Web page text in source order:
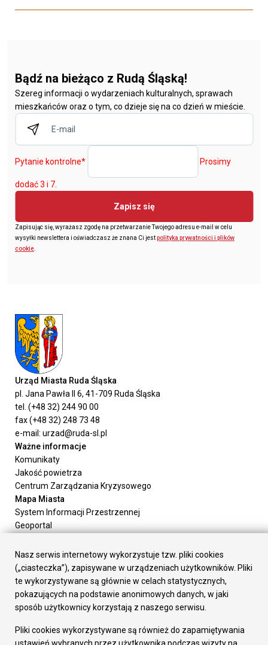
Bądź na bieżąco z Rudą Śląską!
Szereg informacji o wydarzeniach kulturalnych, sprawach
mieszkańców oraz o tym, co dzieje się na co dzień w mieście.
Pytanie kontrolne* Prosimy
dodać 3 i 7.
Zapisz się
Zapisując się, wyrażasz zgodę na przetwarzanie Twojego adresu e-mail w celu
wysyłki newslettera i oświadczasz że znana Ci jestpolityka prywatności i plików
cookie
Urząd Miasta Ruda Śląska
pl. Jana Pawła II 6, 41-709 Ruda Śląska
tel. (+48 32) 244 90 00
fax (+48 32) 248 73 48
e-mail: urzad@ruda-sl.pl
Ważne informacje
Komunikaty
Jakość powietrza
Centrum Zarządzania Kryzysowego
Mapa Miasta
System Informacji Przestrzennej
Geoportal
Załatw sprawę
Prezydent Miasta
Rada Miasta
Wydziały
Elektroniczna Skrzynka Podawcza
Gospodarka
Nasz serwis internetowy wykorzystuje tzw. pliki cookies
(„ciasteczka”), zapisywane w urządzeniach użytkowników. Pliki
te wykorzystywane są głównie w celach statystycznych,
pokazujących na podstawie anonimowych danych, w jaki
sposób użytkownicy korzystają z naszego serwisu.
Pliki cookies wykorzystywane są również do zapamiętywania